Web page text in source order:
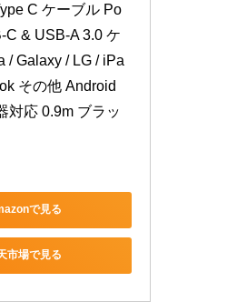
C ケーブル Po
C & USB-A 3.0 ケ
/ Galaxy / LG / iPa
その他 Android
対応 0.9m ブラッ
で見る
市場で見る